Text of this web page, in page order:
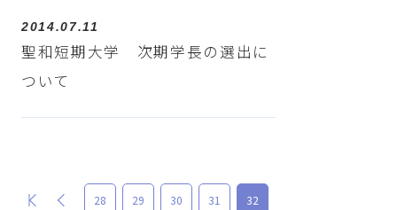
2014.07.11
聖和短期大学 次期学長の選出に
ついて
最初 前 28 29 30 31 32